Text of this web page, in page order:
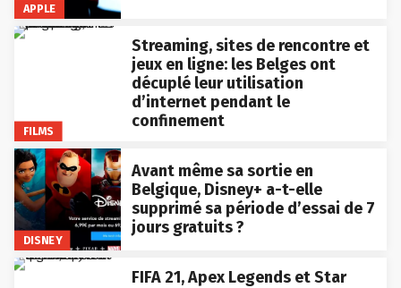
APPLE
FILMS
Streaming, sites de rencontre et
jeux en ligne: les Belges ont
décuplé leur utilisation
d’internet pendant le
confinement
DISNEY
Avant même sa sortie en
Belgique, Disney+ a-t-elle
supprimé sa période d’essai de 7
jours gratuits ?
FIFA 21, Apex Legends et Star